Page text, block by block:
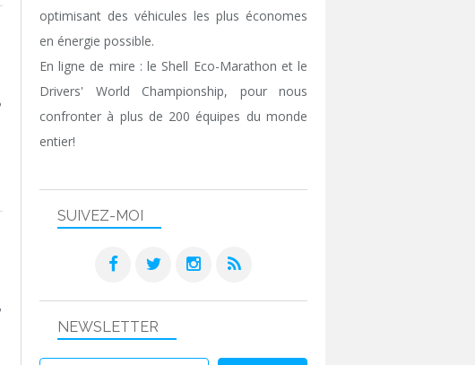
NEWSLETTER
SUIVEZ-MOI
optimisant des véhicules les plus économes
en énergie possible.
En ligne de mire : le Shell Eco-Marathon et le
Drivers' World Championship, pour nous
confronter à plus de 200 équipes du monde
entier!